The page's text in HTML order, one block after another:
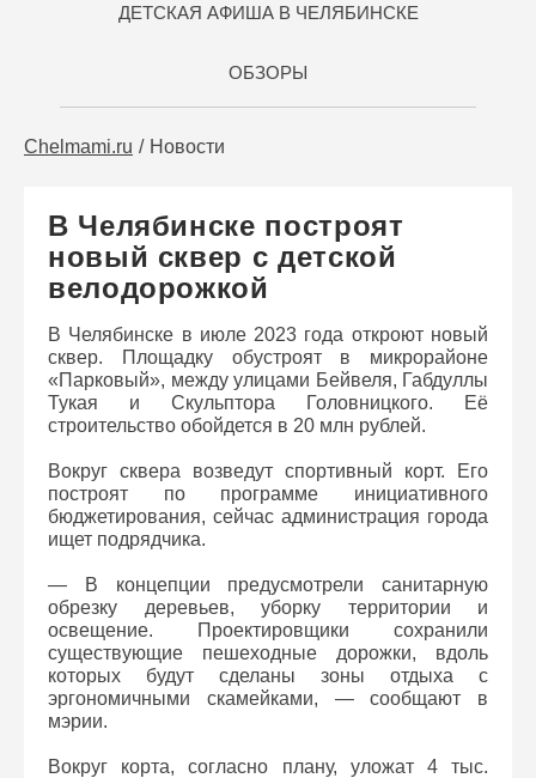
ДЕТСКАЯ АФИША В ЧЕЛЯБИНСКЕ
ОБЗОРЫ
Chelmami.ru Новости
В Челябинске построят
новый сквер с детской
велодорожкой
В Челябинске в июле 2023 года откроют новый
сквер. Площадку обустроят в микрорайоне
«Парковый», между улицами Бейвеля, Габдуллы
Тукая и Скульптора Головницкого. Её
строительство обойдется в 20 млн рублей.
Вокруг сквера возведут спортивный корт. Его
построят по программе инициативного
бюджетирования, сейчас администрация города
ищет подрядчика.
— В концепции предусмотрели санитарную
обрезку деревьев, уборку территории и
освещение. Проектировщики сохранили
существующие пешеходные дорожки, вдоль
которых будут сделаны зоны отдыха с
эргономичными скамейками, — сообщают в
мэрии.
Вокруг корта, согласно плану, уложат 4 тыс.